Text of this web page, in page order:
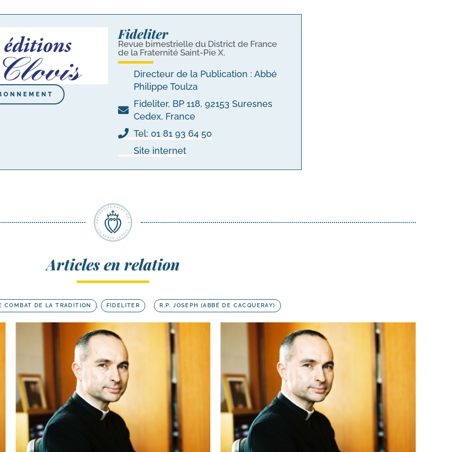
Fideliter
Revue bimestrielle du District de France
de la Fraternité Saint-Pie X.
Directeur de la Publication : Abbé
Philippe Toulza
Fideliter, BP 118, 92153 Suresnes
Cedex, France
Tel: 01 81 93 64 50
Site internet
Articles en relation
COMBAT DE LA TRADITION , FIDELITER R.P. JOSEPH (ABBÉ DE CACQUERAY)